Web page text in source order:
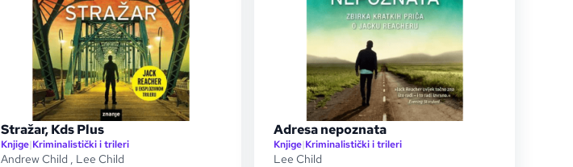
Stražar, Kds Plus
Knjige|Kriminalistički i trileri
Andrew Child , Lee Child
Adresa nepoznata
Knjige|Kriminalistički i trileri
Lee Child